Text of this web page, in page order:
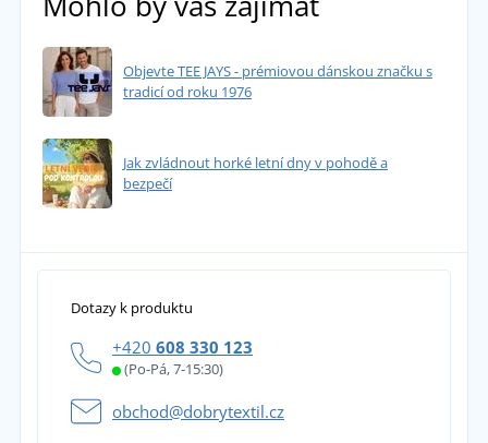
Objevte TEE JAYS - prémiovou dánskou značku s
tradicí od roku 1976
Jak zvládnout horké letní dny v pohodě a
bezpečí
Dotazy k produktu
+420 608 330 123
(Po-Pá, 7-15:30)
obchod@dobrytextil.cz